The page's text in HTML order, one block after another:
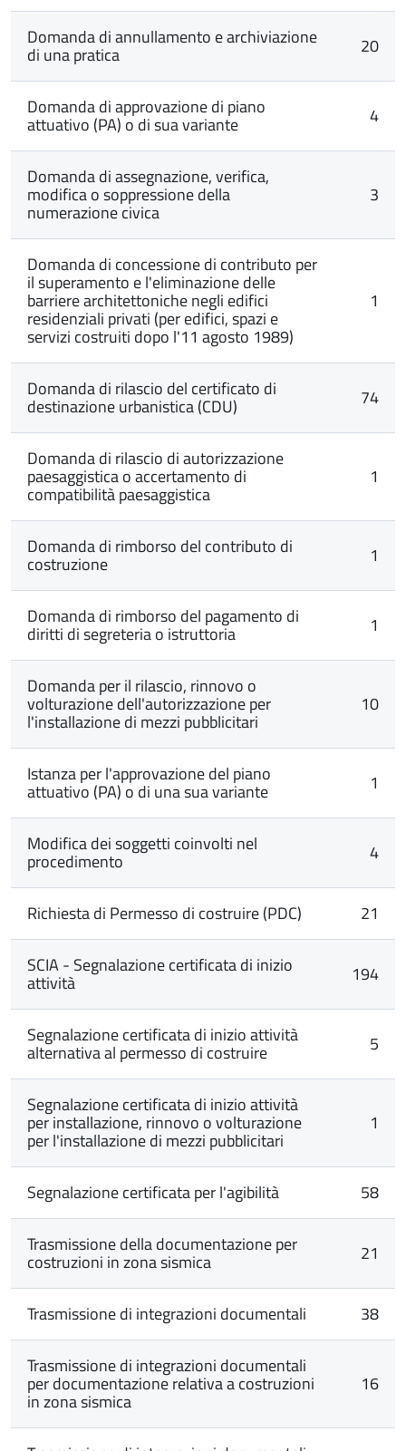
Domanda di annullamento e archiviazione
di una pratica 20
Domanda di approvazione di piano
attuativo (PA) o di sua variante 4
Domanda di assegnazione, verifica,
modifica o soppressione della
numerazione civica
3
Domanda di concessione di contributo per
il superamento e l'eliminazione delle
barriere architettoniche negli edifici
residenziali privati (per edifici, spazi e
servizi costruiti dopo l'11 agosto 1989)
1
Domanda di rilascio del certificato di
destinazione urbanistica (CDU) 74
Domanda di rilascio di autorizzazione
paesaggistica o accertamento di
compatibilità paesaggistica
1
Domanda di rimborso del contributo di
costruzione 1
Domanda di rimborso del pagamento di
diritti di segreteria o istruttoria 1
Domanda per il rilascio, rinnovo o
volturazione dell'autorizzazione per
l'installazione di mezzi pubblicitari
10
Istanza per l'approvazione del piano
attuativo (PA) o di una sua variante 1
Modifica dei soggetti coinvolti nel
procedimento 4
Richiesta di Permesso di costruire (PDC) 21
SCIA - Segnalazione certificata di inizio
attività 194
Segnalazione certificata di inizio attività
alternativa al permesso di costruire 5
Segnalazione certificata di inizio attività
per installazione, rinnovo o volturazione
per l'installazione di mezzi pubblicitari
1
Segnalazione certificata per l'agibilità 58
Trasmissione della documentazione per
costruzioni in zona sismica 21
Trasmissione di integrazioni documentali 38
Trasmissione di integrazioni documentali
per documentazione relativa a costruzioni
in zona sismica
16